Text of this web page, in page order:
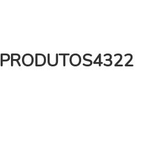
PRODUTOS4322